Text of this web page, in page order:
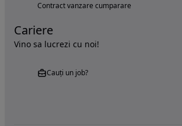
Contract vanzare cumparare
Cariere
Vino sa lucrezi cu noi!
Cauți un job?